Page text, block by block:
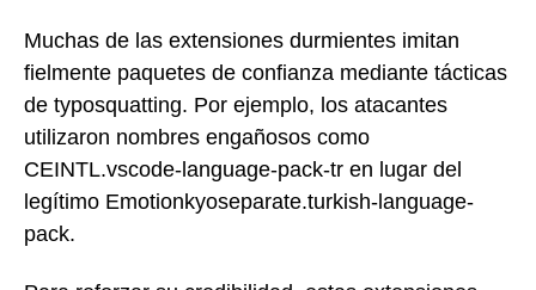
Muchas de las extensiones durmientes imitan
fielmente paquetes de confianza mediante tácticas
de typosquatting. Por ejemplo, los atacantes
utilizaron nombres engañosos como
CEINTL.vscode-language-pack-tr en lugar del
legítimo Emotionkyoseparate.turkish-language-
pack.